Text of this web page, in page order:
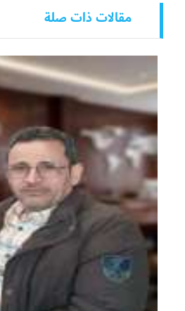
مقالات ذات صلة